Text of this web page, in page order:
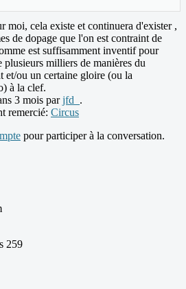
moi, cela existe et continuera d'exister ,
de dopage que l'on est contraint de
est suffisamment inventif pour
plusieurs milliers de manières du
et/ou un certaine gloire (ou la
à la clef.
3 mois parjfd_ .
remercié: Circus
pour participer à la conversation.
259